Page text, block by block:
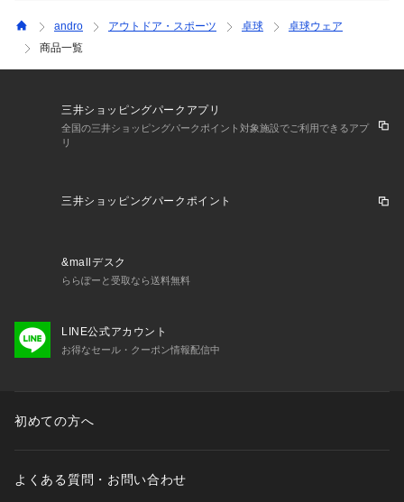
andro アウトドア・スポーツ 卓球
卓球ウェア
商品一覧
三井ショッピングパークアプリ
全国の三井ショッピングパークポイント対象施設でご利用できるアプ
リ
三井ショッピングパークポイント
&mallデスク
ららぽーと受取なら送料無料
LINE公式アカウント
お得なセール・クーポン情報配信中
初めての方へ
よくある質問・お問い合わせ